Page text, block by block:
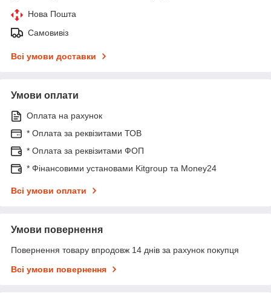
Нова Пошта
Самовивіз
Всі умови доставки
Умови оплати
Оплата на рахунок
* Оплата за реквізитами ТОВ
* Оплата за реквізитами ФОП
* Фінансовими установами Kitgroup та Money24
Всі умови оплати
Умови повернення
Повернення товару впродовж 14 днів за рахунок покупця
Всі умови повернення